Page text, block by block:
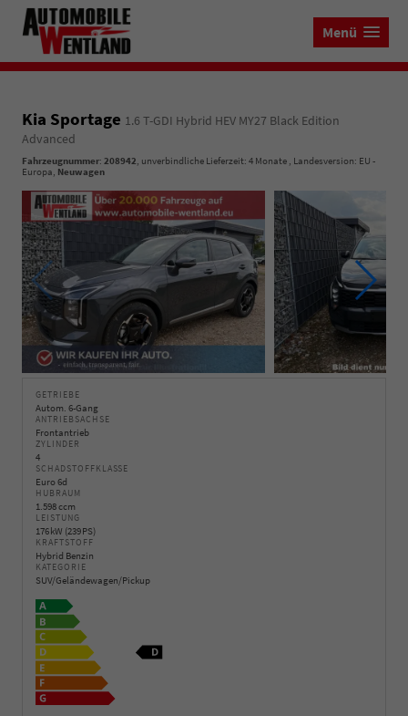
Menü
Kia Sportage 1.6 T-GDI Hybrid HEV MY27 Black Edition
Advanced
Fahrzeugnummer: 208942, unverbindliche Lieferzeit: 4 Monate , Landesversion: EU -
Europa, Neuwagen
GETRIEBE
Autom. 6-Gang
ANTRIEBSACHSE
Frontantrieb
ZYLINDER
4
SCHADSTOFFKLASSE
Euro 6d
HUBRAUM
1.598 ccm
LEISTUNG
176 kW (239 PS)
KRAFTSTOFF
Hybrid Benzin
KATEGORIE
SUV/Geländewagen/Pickup